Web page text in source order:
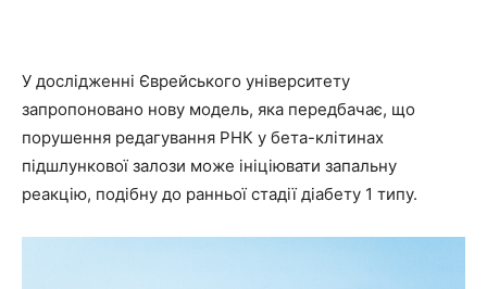
У дослідженні Єврейського університету
запропоновано нову модель, яка передбачає, що
порушення редагування РНК у бета-клітинах
підшлункової залози може ініціювати запальну
реакцію, подібну до ранньої стадії діабету 1 типу.